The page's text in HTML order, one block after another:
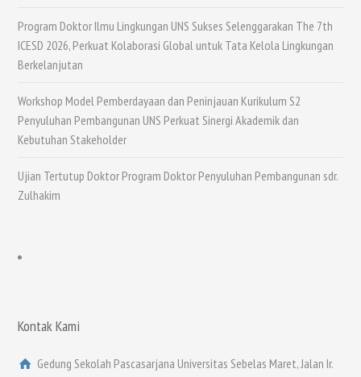
Program Doktor Ilmu Lingkungan UNS Sukses Selenggarakan The 7th
ICESD 2026, Perkuat Kolaborasi Global untuk Tata Kelola Lingkungan
Berkelanjutan
Workshop Model Pemberdayaan dan Peninjauan Kurikulum S2
Penyuluhan Pembangunan UNS Perkuat Sinergi Akademik dan
Kebutuhan Stakeholder
Ujian Tertutup Doktor Program Doktor Penyuluhan Pembangunan sdr.
Zulhakim
Kontak Kami
Gedung Sekolah Pascasarjana Universitas Sebelas Maret, Jalan Ir.